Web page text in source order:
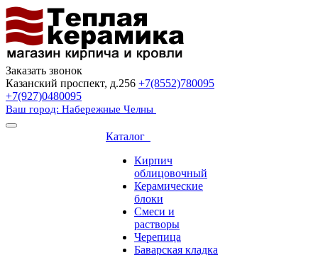
Заказать звонок
Казанский проспект, д.256 +7(8552)780095
+7(927)0480095
Ваш город: Набережные Челны
Каталог
Кирпич
облицовочный
Керамические
блоки
Смеси и
растворы
Черепица
Баварская кладка